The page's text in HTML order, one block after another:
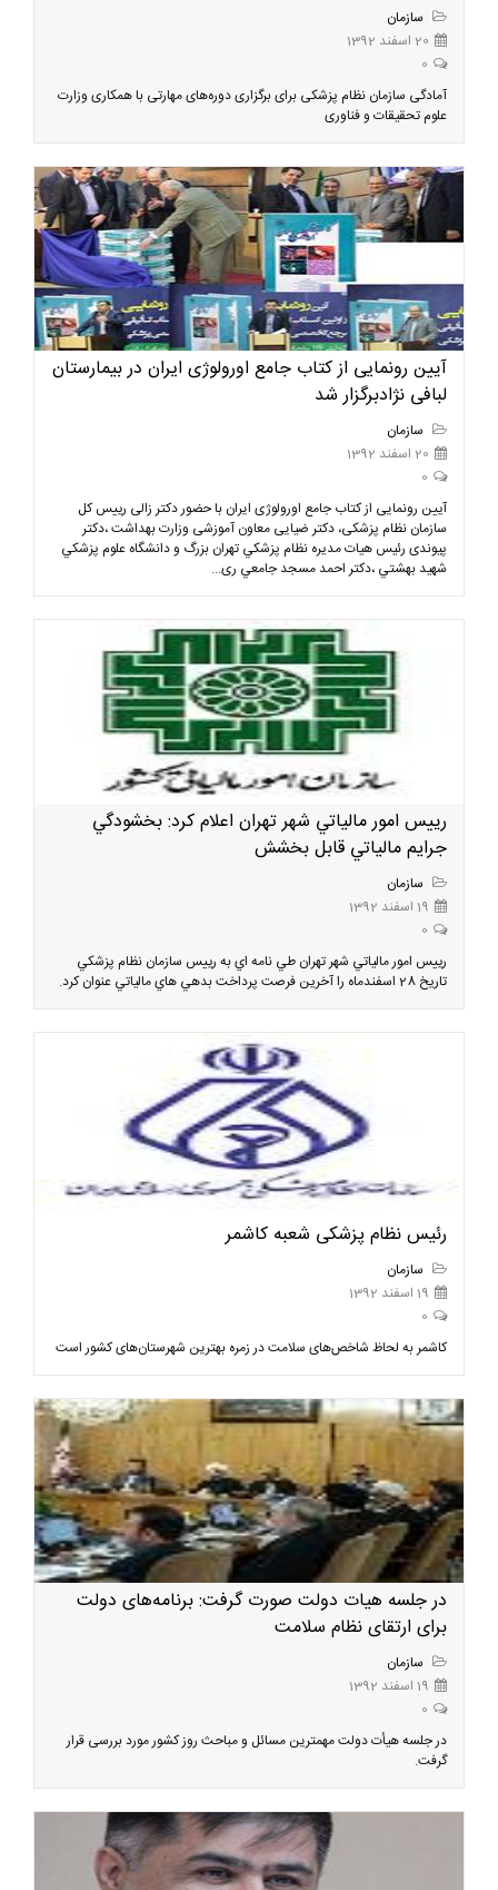
سازمان
20 اسفند 1392
0
آمادگی سازمان نظام پزشکی برای برگزاری دوره‌های مهارتی با همکاری وزارت
علوم تحقیقات و فناوری
آيين رونمایی از کتاب جامع اورولوژی ایران در بيمارستان
لبافی نژادبرگزار شد
سازمان
20 اسفند 1392
0
آیین رونمایی از کتاب جامع اورولوژی ایران با حضور دکتر زالی رییس كل
سازمان نظام پزشکی، دکتر ضیایی معاون آموزشی وزارت بهداشت ،دکتر
پیوندی رئیس هيات مديره نظام پزشكي تهران بزرگ و دانشگاه علوم پزشكي
شهيد بهشتي ،دكتر احمد مسجد جامعي ری...
رييس امور مالياتي شهر تهران اعلام كرد: بخشودگي
جرايم مالياتي قابل بخشش
سازمان
19 اسفند 1392
0
رييس امور مالياتي شهر تهران طي نامه اي به رييس سازمان نظام پزشكي
تاريخ 28 اسفندماه را آخرين فرصت پرداخت بدهي هاي مالياتي عنوان كرد.
رئیس نظام پزشکی شعبه کاشمر
سازمان
19 اسفند 1392
0
کاشمر به لحاظ شاخص‌های سلامت در زمره بهترین شهرستان‌های کشور است
در جلسه هیات دولت صورت گرفت: برنامه‌های دولت
برای ارتقای نظام سلامت
سازمان
19 اسفند 1392
0
در جلسه هیأت دولت مهمترین مسائل و مباحث روز کشور مورد بررسی قرار
گرفت.